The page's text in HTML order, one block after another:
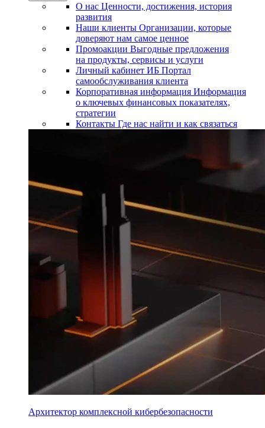
О нас Ценности, достижения, история
развития
Наши клиенты Организации, которые
доверяют нам самое ценное
Промоакции Выгодные предложения
на продукты, сервисы и услуги
Личный кабинет ИБ Портал
самообслуживания клиента
Корпоративная информация Информация
о ключевых финансовых показателях,
стратегии
Контакты Где нас найти и как связаться
Архитектор комплексной кибербезопасности